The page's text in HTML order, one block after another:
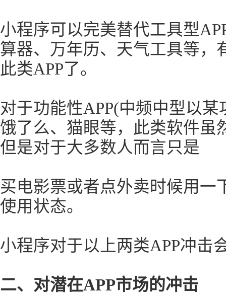
小程序可以完美替代工具型
算器、万年历、天气工具等，
此类APP了。
对于功能性APP(中频中型以
饿了么、猫眼等，此类软件虽
但是对于大多数人而言只是
买电影票或者点外卖时候用一
使用状态。
小程序对于以上两类APP冲击
二、对潜在APP市场的冲击